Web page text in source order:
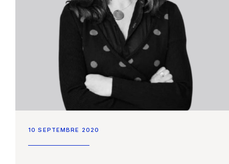
Nos compétences
Notre équipe
Constellation Médiation
Nos partenaires
Nous rejoindre
10 SEPTEMBRE 2020
CONTACTEZ-NOUS
Nous écrire un mail